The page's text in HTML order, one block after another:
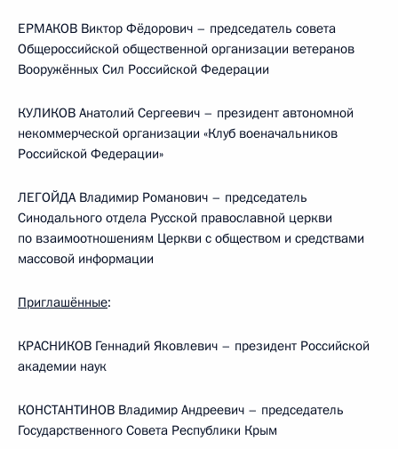
ЕРМАКОВ Виктор Фёдорович – председатель совета
Общероссийской общественной организации ветеранов
Вооружённых Сил Российской Федерации
КУЛИКОВ Анатолий Сергеевич – президент автономной
некоммерческой организации «Клуб военачальников
Российской Федерации»
ЛЕГОЙДА Владимир Романович – председатель
Синодального отдела Русской православной церкви
по взаимоотношениям Церкви с обществом и средствами
массовой информации
Приглашённые:
КРАСНИКОВ Геннадий Яковлевич – президент Российской
академии наук
КОНСТАНТИНОВ Владимир Андреевич – председатель
Государственного Совета Республики Крым